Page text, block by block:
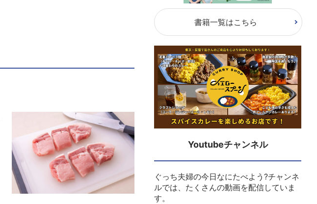
書籍一覧はこちら
Youtubeチャンネル
ぐっち夫婦の今日なにたべよう?チャンネ
ルでは、たくさんの動画を配信していま
す。